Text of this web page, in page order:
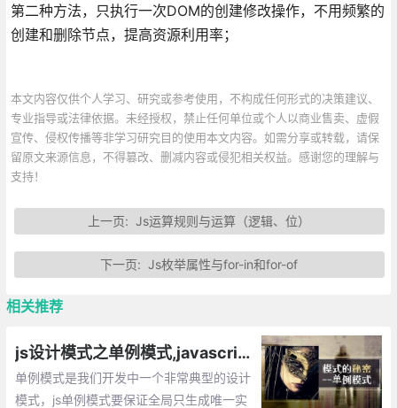
第二种方法，只执行一次DOM的创建修改操作，不用频繁的
创建和删除节点，提高资源利用率；
本文内容仅供个人学习、研究或参考使用，不构成任何形式的决策建议、
专业指导或法律依据。未经授权，禁止任何单位或个人以商业售卖、虚假
宣传、侵权传播等非学习研究目的使用本文内容。如需分享或转载，请保
留原文来源信息，不得篡改、删减内容或侵犯相关权益。感谢您的理解与
支持！
上一页:Js运算规则与运算（逻辑、位）
下一页:Js枚举属性与for-in和for-of
相关推荐
js设计模式之单例模式,javascript如何将一个对象设计成单例
单例模式是我们开发中一个非常典型的设计
模式，js单例模式要保证全局只生成唯一实